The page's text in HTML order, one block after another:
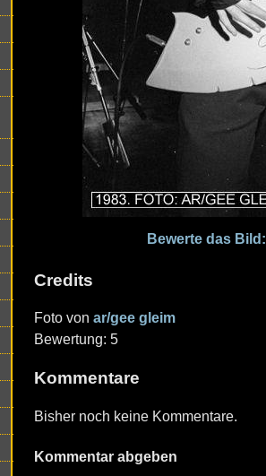
Bewerte das Bild:
Credits
Foto von ar/gee gleim
Bewertung: 5
Kommentare
Bisher noch keine Kommentare.
Kommentar abgeben